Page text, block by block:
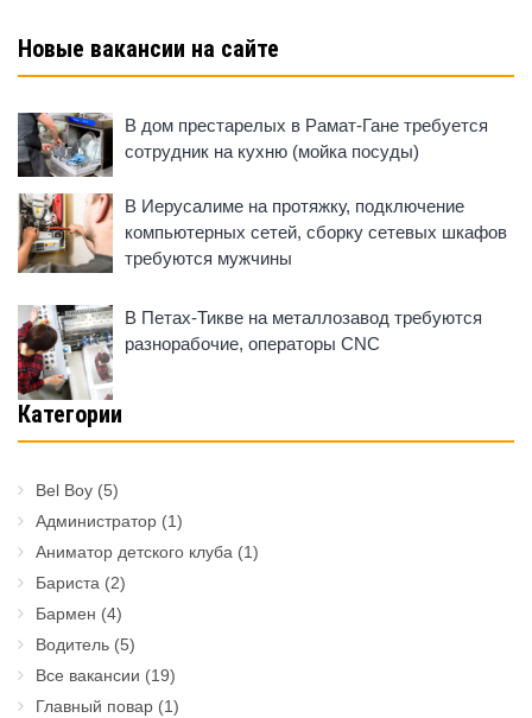
Новые вакансии на сайте
В дом престарелых в Рамат-Гане требуется
сотрудник на кухню (мойка посуды)
В Иерусалиме на протяжку, подключение
компьютерных сетей, сборку сетевых шкафов
требуются мужчины
В Петах-Тикве на металлозавод требуются
разнорабочие, операторы CNC
Категории
Bel Boy (5)
Администратор (1)
Аниматор детского клуба (1)
Бариста (2)
Бармен (4)
Водитель (5)
Все вакансии (19)
Главный повар (1)